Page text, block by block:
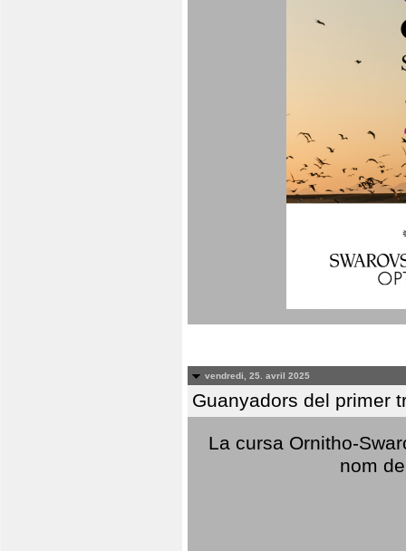
vendredi, 25. avril 2025
Guanyadors del primer
La cursa Ornitho-
nom